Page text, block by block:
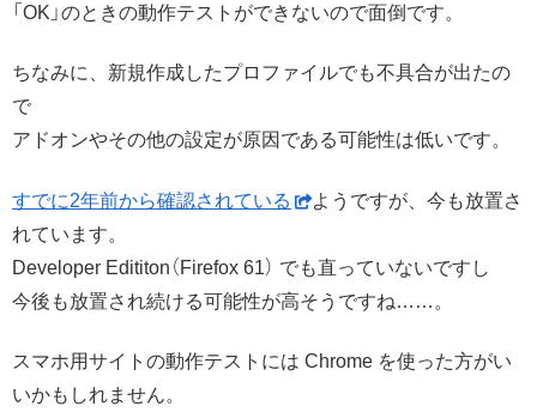
「OK」のときの動作テストができないので面倒です。
ちなみに、新規作成したプロファイルでも不具合が出たの
で
アドオンやその他の設定が原因である可能性は低いです。
すでに2年前から確認されている
ようですが、今も放置さ
れています。
Developer Edititon（Firefox 61） でも直っていないですし
今後も放置され続ける可能性が高そうですね……。
スマホ用サイトの動作テストには Chrome を使った方がい
いかもしれません。